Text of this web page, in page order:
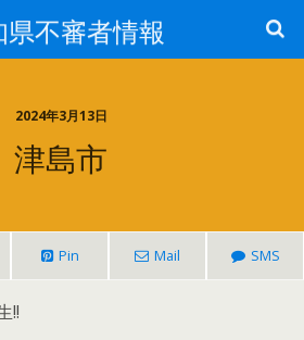
県不審者情報
2024年3月13日
津島市
Pin Mail SMS
!!